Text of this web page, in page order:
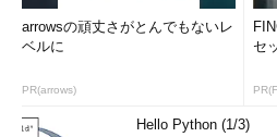
の個人ブログ：山市良のえぬ
翌週リリースの累積的な更新はダ
的な更新プログラムがリリースされ
arrowsの頑丈さがとんでもないレ
ベルに
PR(arrows)
セ
Hello Python (1/3)